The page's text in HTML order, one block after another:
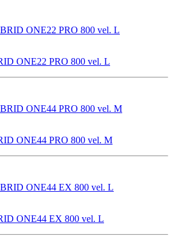
ONE22 PRO 800 vel. L
ONE44 PRO 800 vel. M
ONE44 EX 800 vel. L